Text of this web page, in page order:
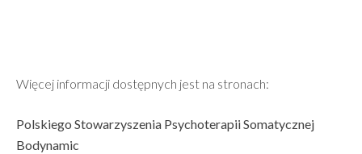
Więcej informacji dostępnych jest na stronach:
Polskiego Stowarzyszenia Psychoterapii Somatycznej
Bodynamic